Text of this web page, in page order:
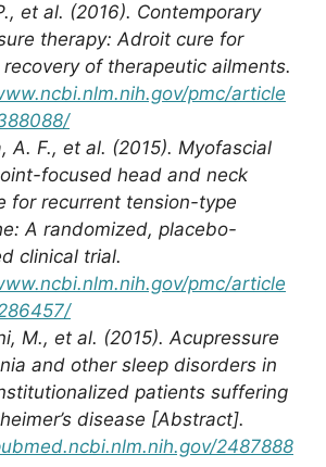
et al. (2016). Contemporary
therapy: Adroit cure for
of therapeutic ailments.
pmc/article
A. F., et al. (2015). Myofascial
focused head and neck
for recurrent tension-type
A randomized, placebo-
clinical trial.
pmc/article
M., et al. (2015). Acupressure
and other sleep disorders in
patients suffering
disease [Abstract].
2487888